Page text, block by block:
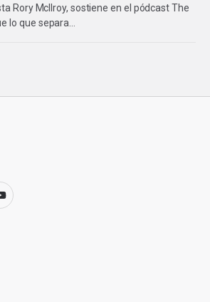
Rory McIlroy, sostiene en el pódcast The
lo que separa…